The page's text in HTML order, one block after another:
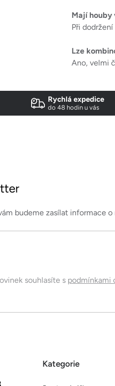
Mají houby
Při
Lze
Ano, velmi
Rychlá expedice
do 48 hodin u vás
budeme zasílat informace
souhlasíte s podmínkami
Kategorie